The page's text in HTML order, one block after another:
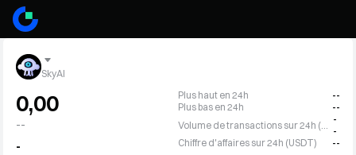
SkyAI
0,00
--
-
Plus haut en 24h
--
Plus bas en 24h
--
-
-
Chiffre d'affaires sur 24h (USDT)
--